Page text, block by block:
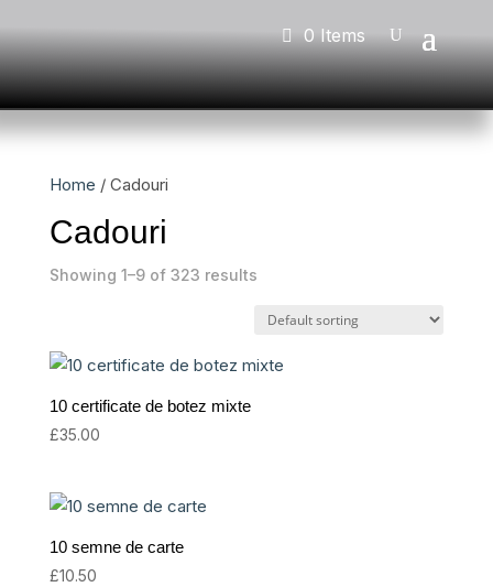
0 Items
Home / Cadouri
Cadouri
Showing 1–9 of 323 results
10 certificate de botez mixte
£35.00
10 semne de carte
£10.50